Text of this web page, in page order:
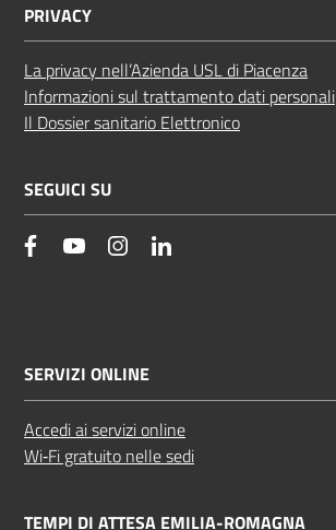
PRIVACY
La privacy nell’Azienda USL di Piacenza
Informazioni sul trattamento dati personali
Il Dossier sanitario Elettronico
SEGUICI SU
facebookYouTube Instagram
SERVIZI ONLINE
Accedi ai servizi online
Wi‑Fi gratuito nelle sedi
TEMPI DI ATTESA EMILIA-ROMAGNA